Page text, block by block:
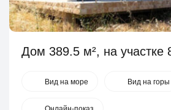
Дом 389.5 м², на участке
Вид на море Вид на горы